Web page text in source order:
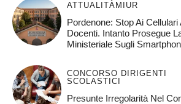
ATTUALITÀ MIUR
Pordenone: Stop Ai Cellulari
Docenti. Intanto Prosegue
Ministeriale Sugli
CONCORSO DIRIGENTI
SCOLASTICI
Presunte Irregolarità Nel